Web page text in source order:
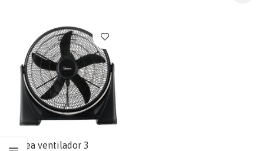
Midea ventilador 3